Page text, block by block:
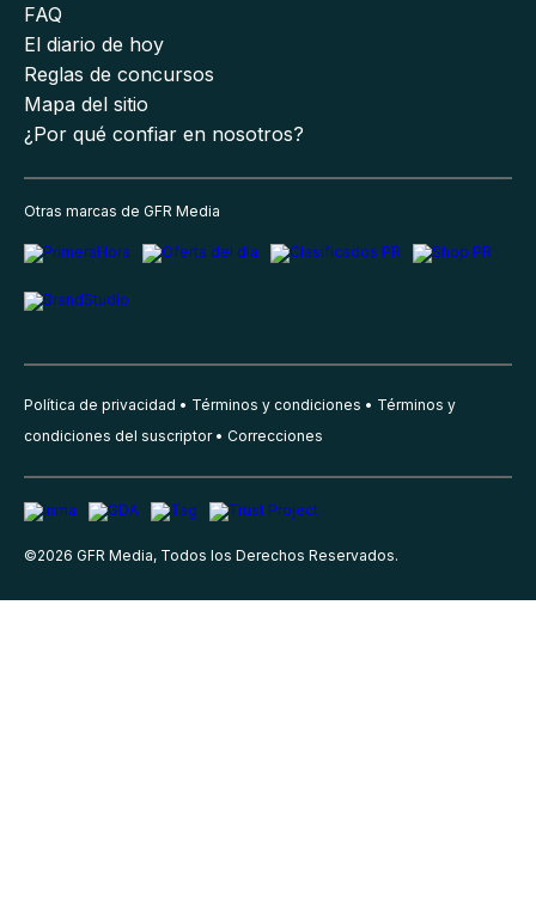
FAQ
El diario de hoy
Reglas de concursos
Mapa del sitio
¿Por qué confiar en nosotros?
Otras marcas de GFR Media
Política de privacidad Términos y condiciones
Términos y
condiciones del suscriptor
Correcciones
©2026 GFR Media, Todos los Derechos Reservados.